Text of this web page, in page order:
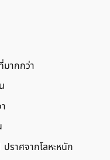
มากกว่า
ราศจากโลหะหนัก